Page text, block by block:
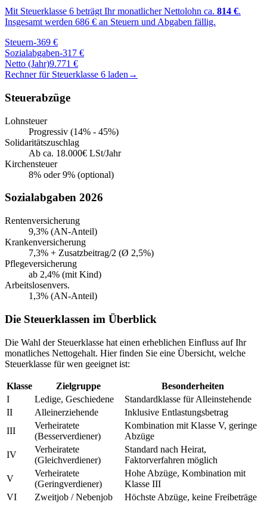
Mit Steuerklasse 6 beträgt Ihr monatlicher Nettolohn ca. 814 €.
Insgesamt werden 686 € an Steuern und Abgaben fällig.
Steuern-369 €
Sozialabgaben-317 €
Netto (Jahr)9.771 €
Rechner für Steuerklasse 6 laden →
Steuerabzüge
Lohnsteuer
Progressiv (14% - 45%)
Solidaritätszuschlag
Ab ca. 18.000€ LSt/Jahr
Kirchensteuer
8% oder 9% (optional)
Sozialabgaben 2026
Rentenversicherung
9,3% (AN-Anteil)
Krankenversicherung
7,3% + Zusatzbeitrag/2 (Ø 2,5%)
Pflegeversicherung
ab 2,4% (mit Kind)
Arbeitslosenvers.
1,3% (AN-Anteil)
Die Steuerklassen im Überblick
Die Wahl der Steuerklasse hat einen erheblichen Einfluss auf Ihr
monatliches Nettogehalt. Hier finden Sie eine Übersicht, welche
Steuerklasse für wen geeignet ist:
Klasse Zielgruppe
Besonderheiten
I
Ledige, Geschiedene
Standardklasse für Alleinstehende
II
Alleinerziehende
Inklusive Entlastungsbetrag
III
Verheiratete
(Besserverdiener)
Kombination mit Klasse V, geringe
Abzüge
IV
Verheiratete
(Gleichverdiener)
Standard nach Heirat,
Faktorverfahren möglich
V
Verheiratete
(Geringverdiener)
Hohe Abzüge, Kombination mit
Klasse III
VI
Zweitjob / Nebenjob Höchste Abzüge, keine Freibeträge